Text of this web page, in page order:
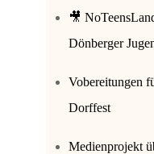
🎥
Dönberger
Vobereitungen
Dorffest
Medienprojekt